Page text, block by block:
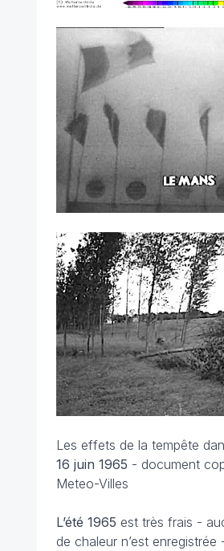
Les effets de la tempête
16 juin 1965 - document
Meteo-Villes
L’été 1965 est très frais -
de chaleur n’est